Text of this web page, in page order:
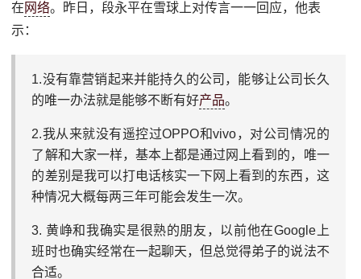
在 网络。昨日，段永平在雪球上对传言一一回应，他表
示：
1.没有靠营销起来并能持久的公司，能够让公司长久
的唯一办法就是能够不断有好产品。
2.我从来就没有遥控过OPPO和vivo，对公司情况的
了解和大家一样，基本上都是通过网上看到的，唯一
的差别是我可以打电话核实一下网上看到的东西，这
种情况大概每两三年可能会发生一次。
3. 黄峥和我确实是很熟的朋友，以前他在Google上
班时也确实经常在一起聊天，但总觉得弟子的说法不
合适。